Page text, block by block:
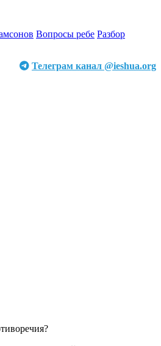
Вопросы ребе Разбор
Телеграм канал @ieshua.org